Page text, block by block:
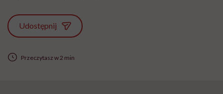
Udostępnij
Przeczytasz w 2 min